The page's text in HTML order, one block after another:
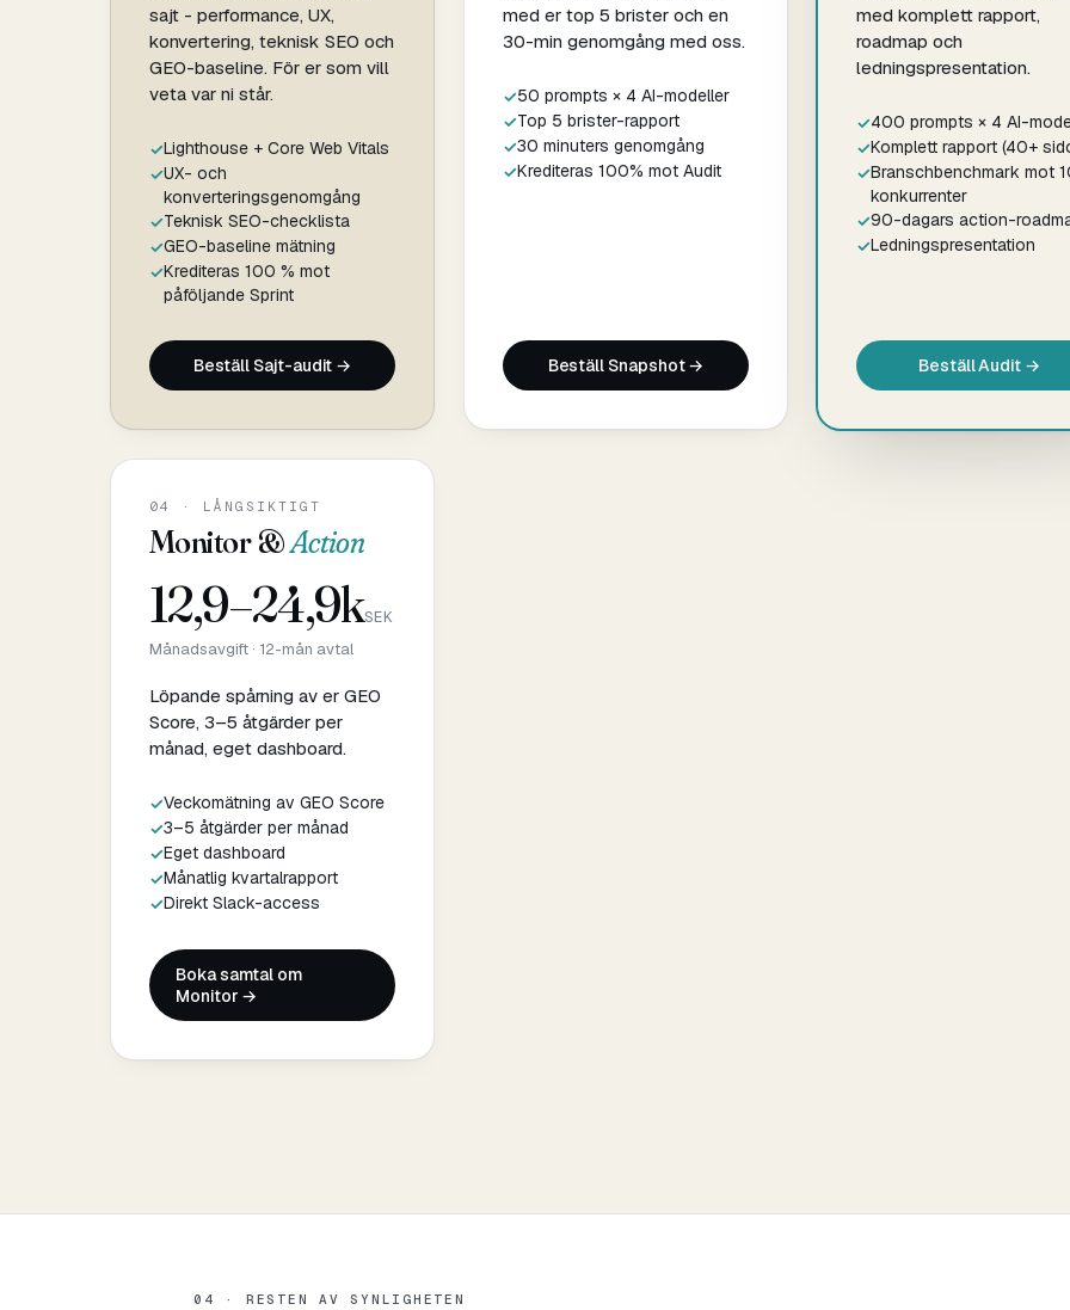
sajt - performance, UX,
konvertering, teknisk SEO och
GEO-baseline. För er som vill
veta var ni står.
Lighthouse + Core Web Vitals
UX- och
konverteringsgenomgång
Teknisk SEO-checklista
GEO-baseline mätning
Krediteras 100 % mot
påföljande Sprint
Beställ Sajt-audit →
med er top 5 brister och en
30-min genomgång med oss.
50 prompts × 4 AI-modeller
Top 5 brister-rapport
30 minuters genomgång
Krediteras 100% mot Audit
Beställ Snapshot →
med komplett rapport,
roadmap och
ledningspresentation.
400 prompts × 4 AI-
Komplett rapport (40+
Branschbenchmark mot
konkurrenter
90-dagars action-
Ledningspresentation
Beställ Audit →
04 · LÅNGSIKTIGT
Monitor &Action
12,9–24,9kSEK
Månadsavgift · 12-mån avtal
Löpande spårning av er GEO
Score, 3–5 åtgärder per
månad, eget dashboard.
Veckomätning av GEO Score
3–5 åtgärder per månad
Eget dashboard
Månatlig kvartalrapport
Direkt Slack-access
Boka samtal om
Monitor →
04 · RESTEN AV SYNLIGHETEN